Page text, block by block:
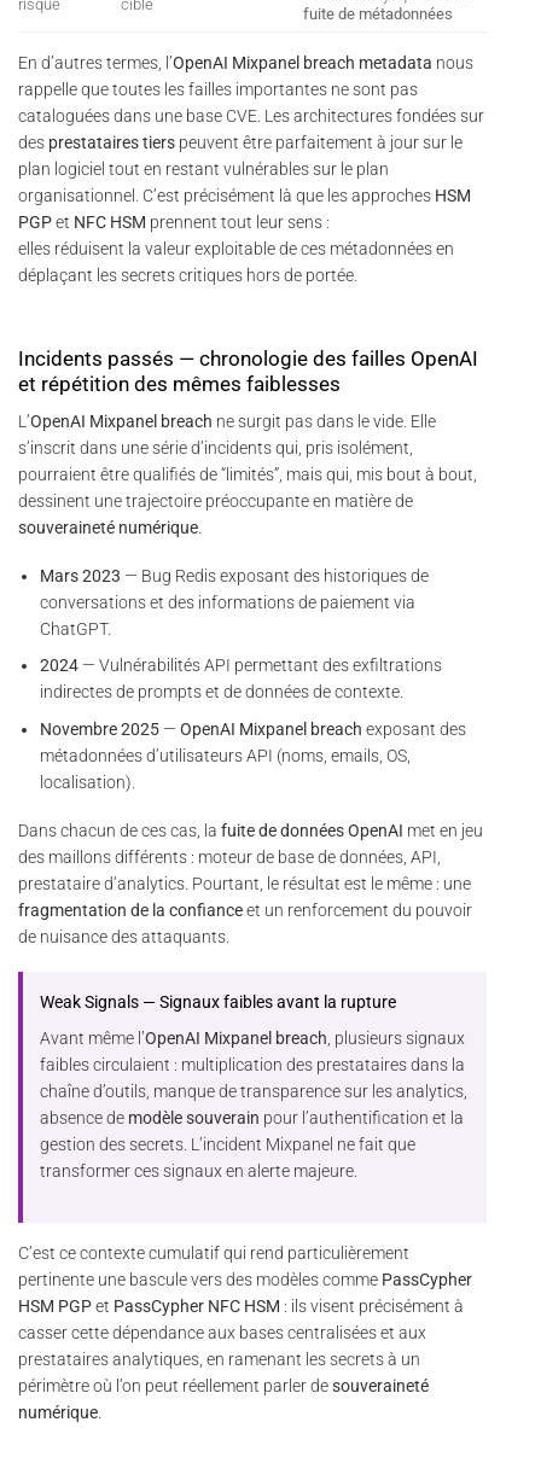
risque
ciblé
fuite de métadonnées
En d’autres termes, l’OpenAI Mixpanel breach metadata nous
rappelle que toutes les failles importantes ne sont pas
cataloguées dans une base CVE. Les architectures fondées sur
des prestataires tiers peuvent être parfaitement à jour sur le
plan logiciel tout en restant vulnérables sur le plan
organisationnel. C’est précisément là que les approches HSM
PGPet NFC HSM prennent tout leur sens :
elles réduisent la valeur exploitable de ces métadonnées en
déplaçant les secrets critiques hors de portée.
Incidents passés — chronologie des failles OpenAI
et répétition des mêmes faiblesses
L’OpenAI Mixpanel breach ne surgit pas dans le vide. Elle
s’inscrit dans une série d’incidents qui, pris isolément,
pourraient être qualifiés de “limités”, mais qui, mis bout à bout,
dessinent une trajectoire préoccupante en matière de
souveraineté numérique
Mars 2023 — Bug Redis exposant des historiques de
conversations et des informations de paiement via
ChatGPT.
2024 — Vulnérabilités API permettant des exfiltrations
indirectes de prompts et de données de contexte.
Novembre 2025 —OpenAI Mixpanel breach exposant des
métadonnées d’utilisateurs API (noms, emails, OS,
localisation).
Dans chacun de ces cas, la fuite de données OpenAI met en jeu
des maillons différents : moteur de base de données, API,
prestataire d’analytics. Pourtant, le résultat est le même : une
fragmentation de la confianceet un renforcement du pouvoir
de nuisance des attaquants.
Weak Signals — Signaux faibles avant la rupture
Avant même l’OpenAI Mixpanel breach , plusieurs signaux
faibles circulaient : multiplication des prestataires dans la
chaîne d’outils, manque de transparence sur les analytics,
absence de modèle souverain pour l’authentification et la
gestion des secrets. L’incident Mixpanel ne fait que
transformer ces signaux en alerte majeure.
C’est ce contexte cumulatif qui rend particulièrement
pertinente une bascule vers des modèles comme PassCypher
HSM PGPet PassCypher NFC HSM : ils visent précisément à
casser cette dépendance aux bases centralisées et aux
prestataires analytiques, en ramenant les secrets à un
périmètre où l’on peut réellement parler desouveraineté
numérique